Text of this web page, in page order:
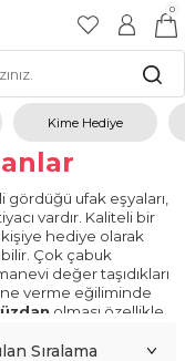
0
Kime Hediye
gördüğü ufak eşyaları,
vardır. Kaliteli bir
hediye olarak
Çok çabuk
değer taşıdıkları
verme eğiliminde
olması özellikle
En iyi deri